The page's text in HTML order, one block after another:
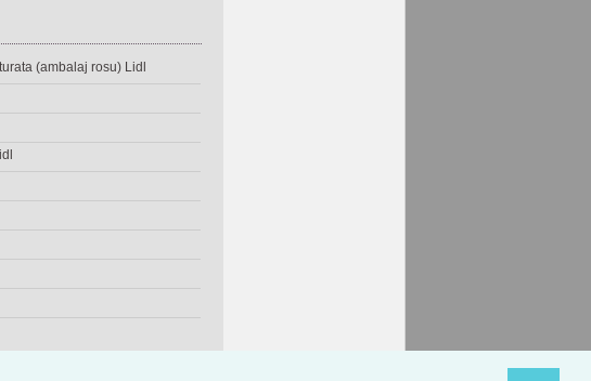
(ambalaj rosu) Lidl